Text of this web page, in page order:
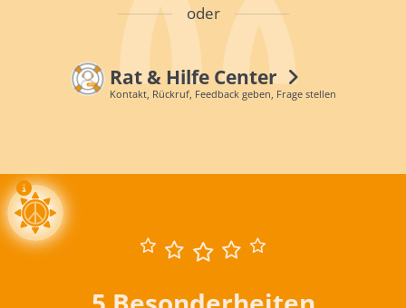
oder
Rat & Hilfe Center
Kontakt, Rückruf, Feedback geben, Frage stellen